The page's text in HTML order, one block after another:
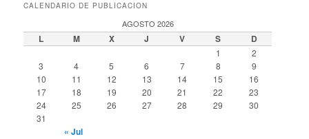
CALENDARIO DE PUBLICACION
AGOSTO 2026
L M X J V S D
1
2
3
4 5 6 7 8
9
10
11 12 13 14 15
16
17
18 19 20 21 22
23
24
25 26 27 28 29
30
31
« Jul